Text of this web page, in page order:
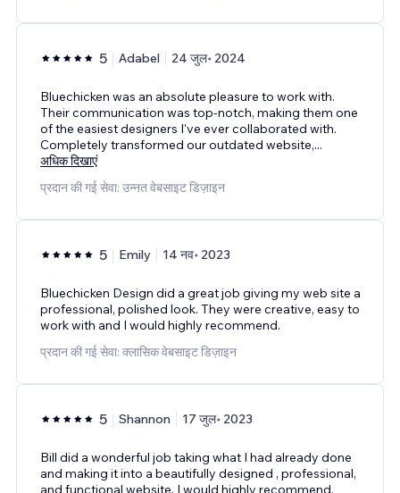
5 Adabel 24 जुल॰ 2024
Bluechicken was an absolute pleasure to work with.
Their communication was top-notch, making them one
of the easiest designers I've ever collaborated with.
Completely transformed our outdated website,...
अधिक दिखाएं
प्रदान की गई सेवा: उन्नत वेबसाइट डिज़ाइन
5 Emily 14 नव॰ 2023
Bluechicken Design did a great job giving my web site a
professional, polished look. They were creative, easy to
work with and I would highly recommend.
प्रदान की गई सेवा: क्लासिक वेबसाइट डिज़ाइन
5 Shannon 17 जुल॰ 2023
Bill did a wonderful job taking what I had already done
and making it into a beautifully designed , professional,
and functional website. I would highly recommend.